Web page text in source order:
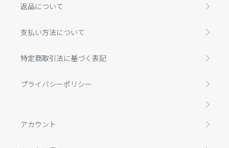
返品について
支払い方法について
特定商取引法に基づく表記
プライバシーポリシー
アカウント